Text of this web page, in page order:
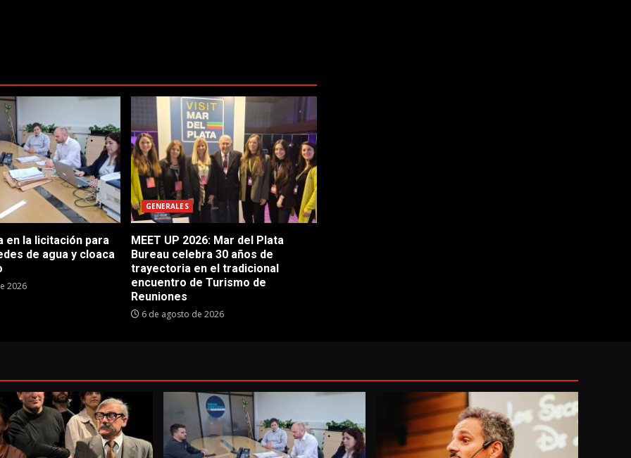
en la licitación para
de agua y cloaca
2026
GENERALES
MEET UP 2026: Mar del Plata
Bureau celebra 30 años de
trayectoria en el tradicional
encuentro de Turismo de
Reuniones
6 de agosto de 2026